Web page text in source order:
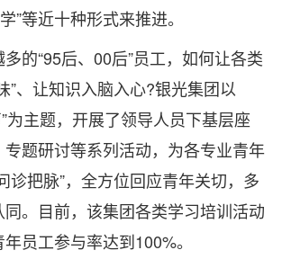
”等近十种形式来推进。
“95后、00后”员工，如何让各类
”、让知识入脑入心?银光集团以
”为主题，开展了领导人员下基层座
题研讨等系列活动，为各专业青年
诊把脉”，全方位回应青年关切，多
。目前，该集团各类学习培训活动
员工参与率达到100%。